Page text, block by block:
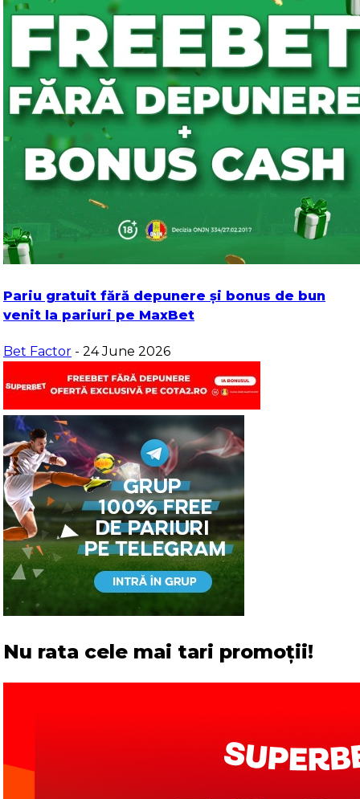
Pariu gratuit fără depunere și bonus de bun
venit la pariuri pe MaxBet
Bet Factor - 24 June 2026
Nu rata cele mai tari promoții!